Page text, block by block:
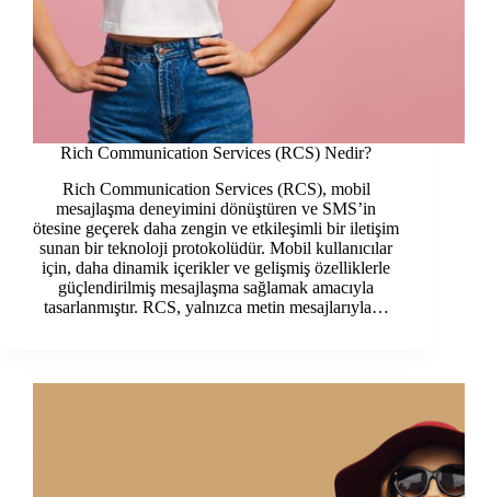
Rich Communication Services (RCS) Nedir?
Rich Communication Services (RCS), mobil
mesajlaşma deneyimini dönüştüren ve SMS’in
ötesine geçerek daha zengin ve etkileşimli bir iletişim
sunan bir teknoloji protokolüdür. Mobil kullanıcılar
için, daha dinamik içerikler ve gelişmiş özelliklerle
güçlendirilmiş mesajlaşma sağlamak amacıyla
tasarlanmıştır. RCS, yalnızca metin mesajlarıyla…